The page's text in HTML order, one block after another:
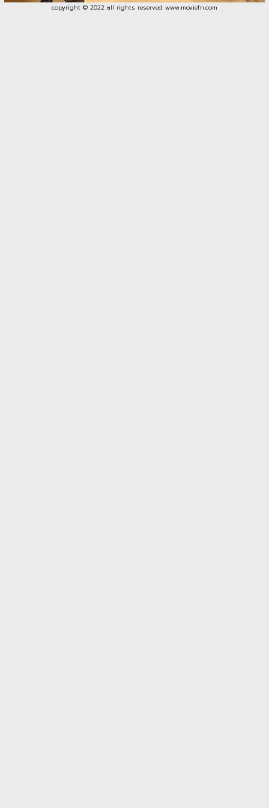
copyright © 2022 all rights reserved www.moviefn.com